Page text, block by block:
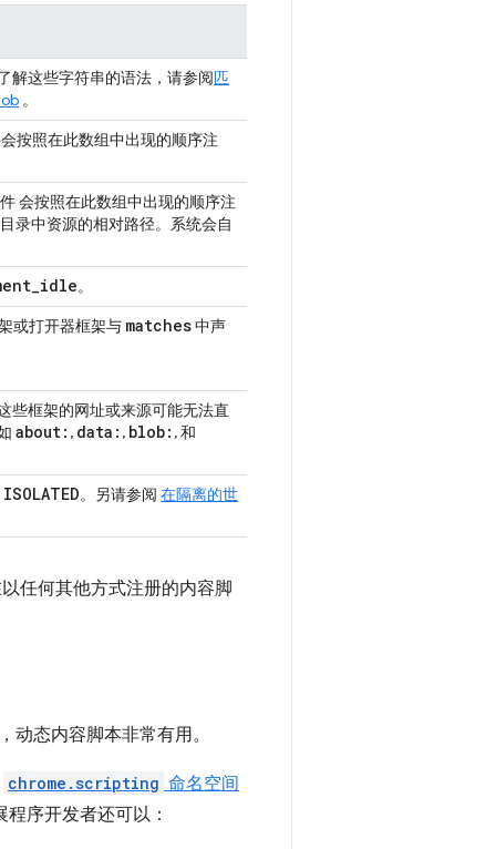
解这些字符串的语法，请参阅匹
。
按照在此数组中出现的顺序注
会按照在此数组中出现的顺序注
录中资源的相对路径。系统会自
_idle。
或打开器框架与 matches中声
些框架的网址或来源可能无法直
about: , data: , blob: , 和
ISOLATED。另请参阅 在隔离的世
任何其他方式注册的内容脚
态内容脚本非常有用。
chrome.scripting 命名空间
序开发者还可以：